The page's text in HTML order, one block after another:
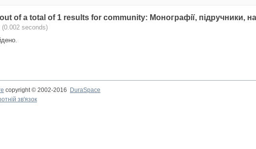
of a total of 1 results for community: Монографії, підручники,
(0.002 seconds)
copyright © 2002-2016 DuraSpace
зв'язок